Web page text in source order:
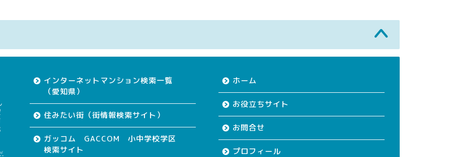
インターネットマンション検索一覧
（愛知県）
住みたい街（街情報検索サイト）
ガッコム GACCOM 小中学校学区
検索サイト
ホーム
お役立ちサイト
お問合せ
プロフィール